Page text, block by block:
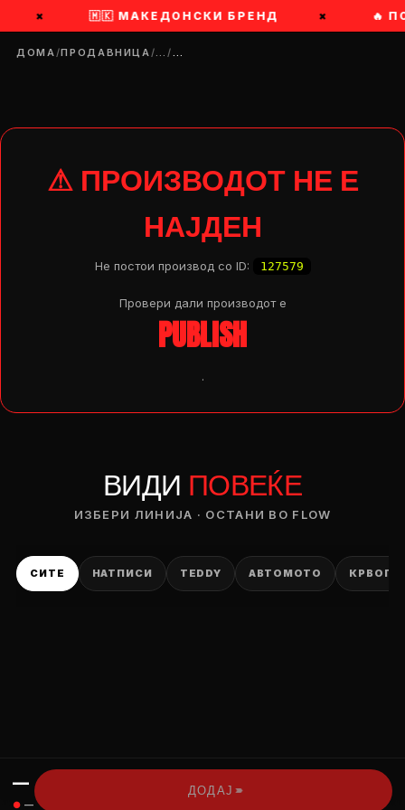
× 🇲🇰 МАКЕДОНСКИ БРЕНД × 🔥
ДОМА/ПРОДАВНИЦА/…/…
⚠ ПРОИЗВОДОТ НЕ Е
НАЈДЕН
Не постои производ со ID: 127579
Провери дали производот e
PUBLISH
.
ВИДИ ПОВЕЌЕ
ИЗБЕРИ ЛИНИЈА · ОСТАНИ ВО FLOW
СИТЕ НАТПИСИ TEDDY АВТОМОТО
—
● —
ДОДАЈ ›››